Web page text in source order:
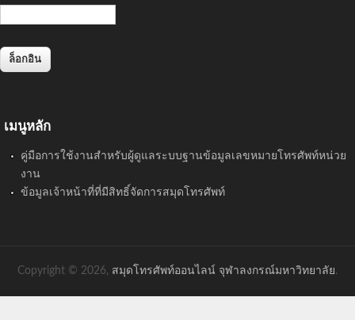
เมนูหลัก
คู่มือการใช้งานสำหรับผู้ดูแลระบบฐานข้อมูลเลขหมายโทรศัพท์หน่วย
งาน
ข้อมูลเจ้าหน้าที่ที่มีสิทธิ์จัดการสมุดโทรศัพท์
Copyright © 2026, สมุดโทรศัพท์ออนไลน์ จุฬาลงกรณ์มหาวิทยาลัย.